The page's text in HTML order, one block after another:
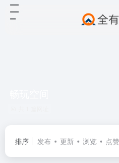
排序 发布 更新 浏览 点赞